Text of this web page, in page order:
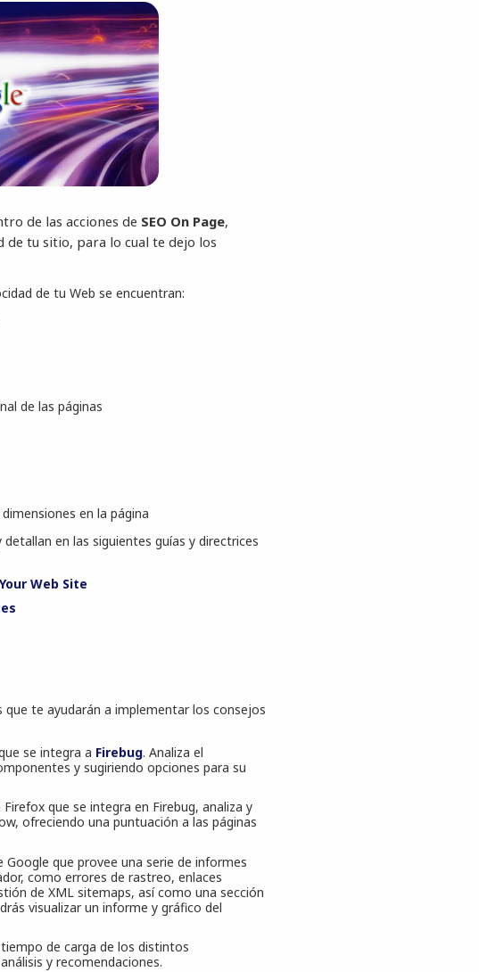
de las acciones de SEO On Page,
de tu sitio, para lo cual te dejo los
de tu Web se encuentran:
de las páginas
en la página
en las siguientes guías y directrices
Web Site
que te ayudarán a implementar los consejos
se integra a Firebug. Analiza el
y sugiriendo opciones para su
que se integra en Firebug, analiza y
ofreciendo una puntuación a las páginas
Google que provee una serie de informes
como errores de rastreo, enlaces
de XML sitemaps, así como una sección
visualizar un informe y gráfico del
de carga de los distintos
y recomendaciones.